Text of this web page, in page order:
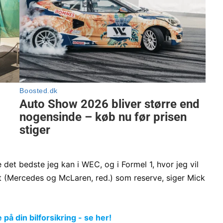
bedste jeg kan i WEC, og i Formel 1, hvor jeg vil
og McLaren, red.) som reserve, siger Mick
på din bilforsikring - se her!